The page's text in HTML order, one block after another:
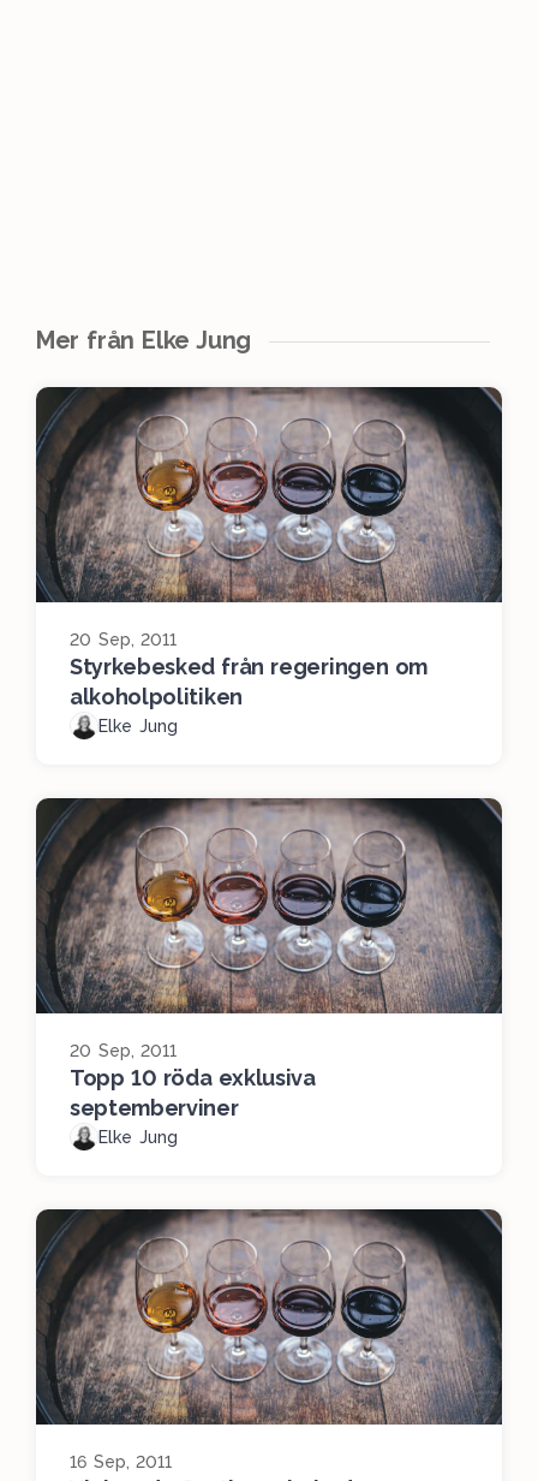
Mer från Elke Jung
20 Sep, 2011
Styrkebesked från regeringen om
alkoholpolitiken
Elke Jung
20 Sep, 2011
Topp 10 röda exklusiva
septemberviner
Elke Jung
16 Sep, 2011